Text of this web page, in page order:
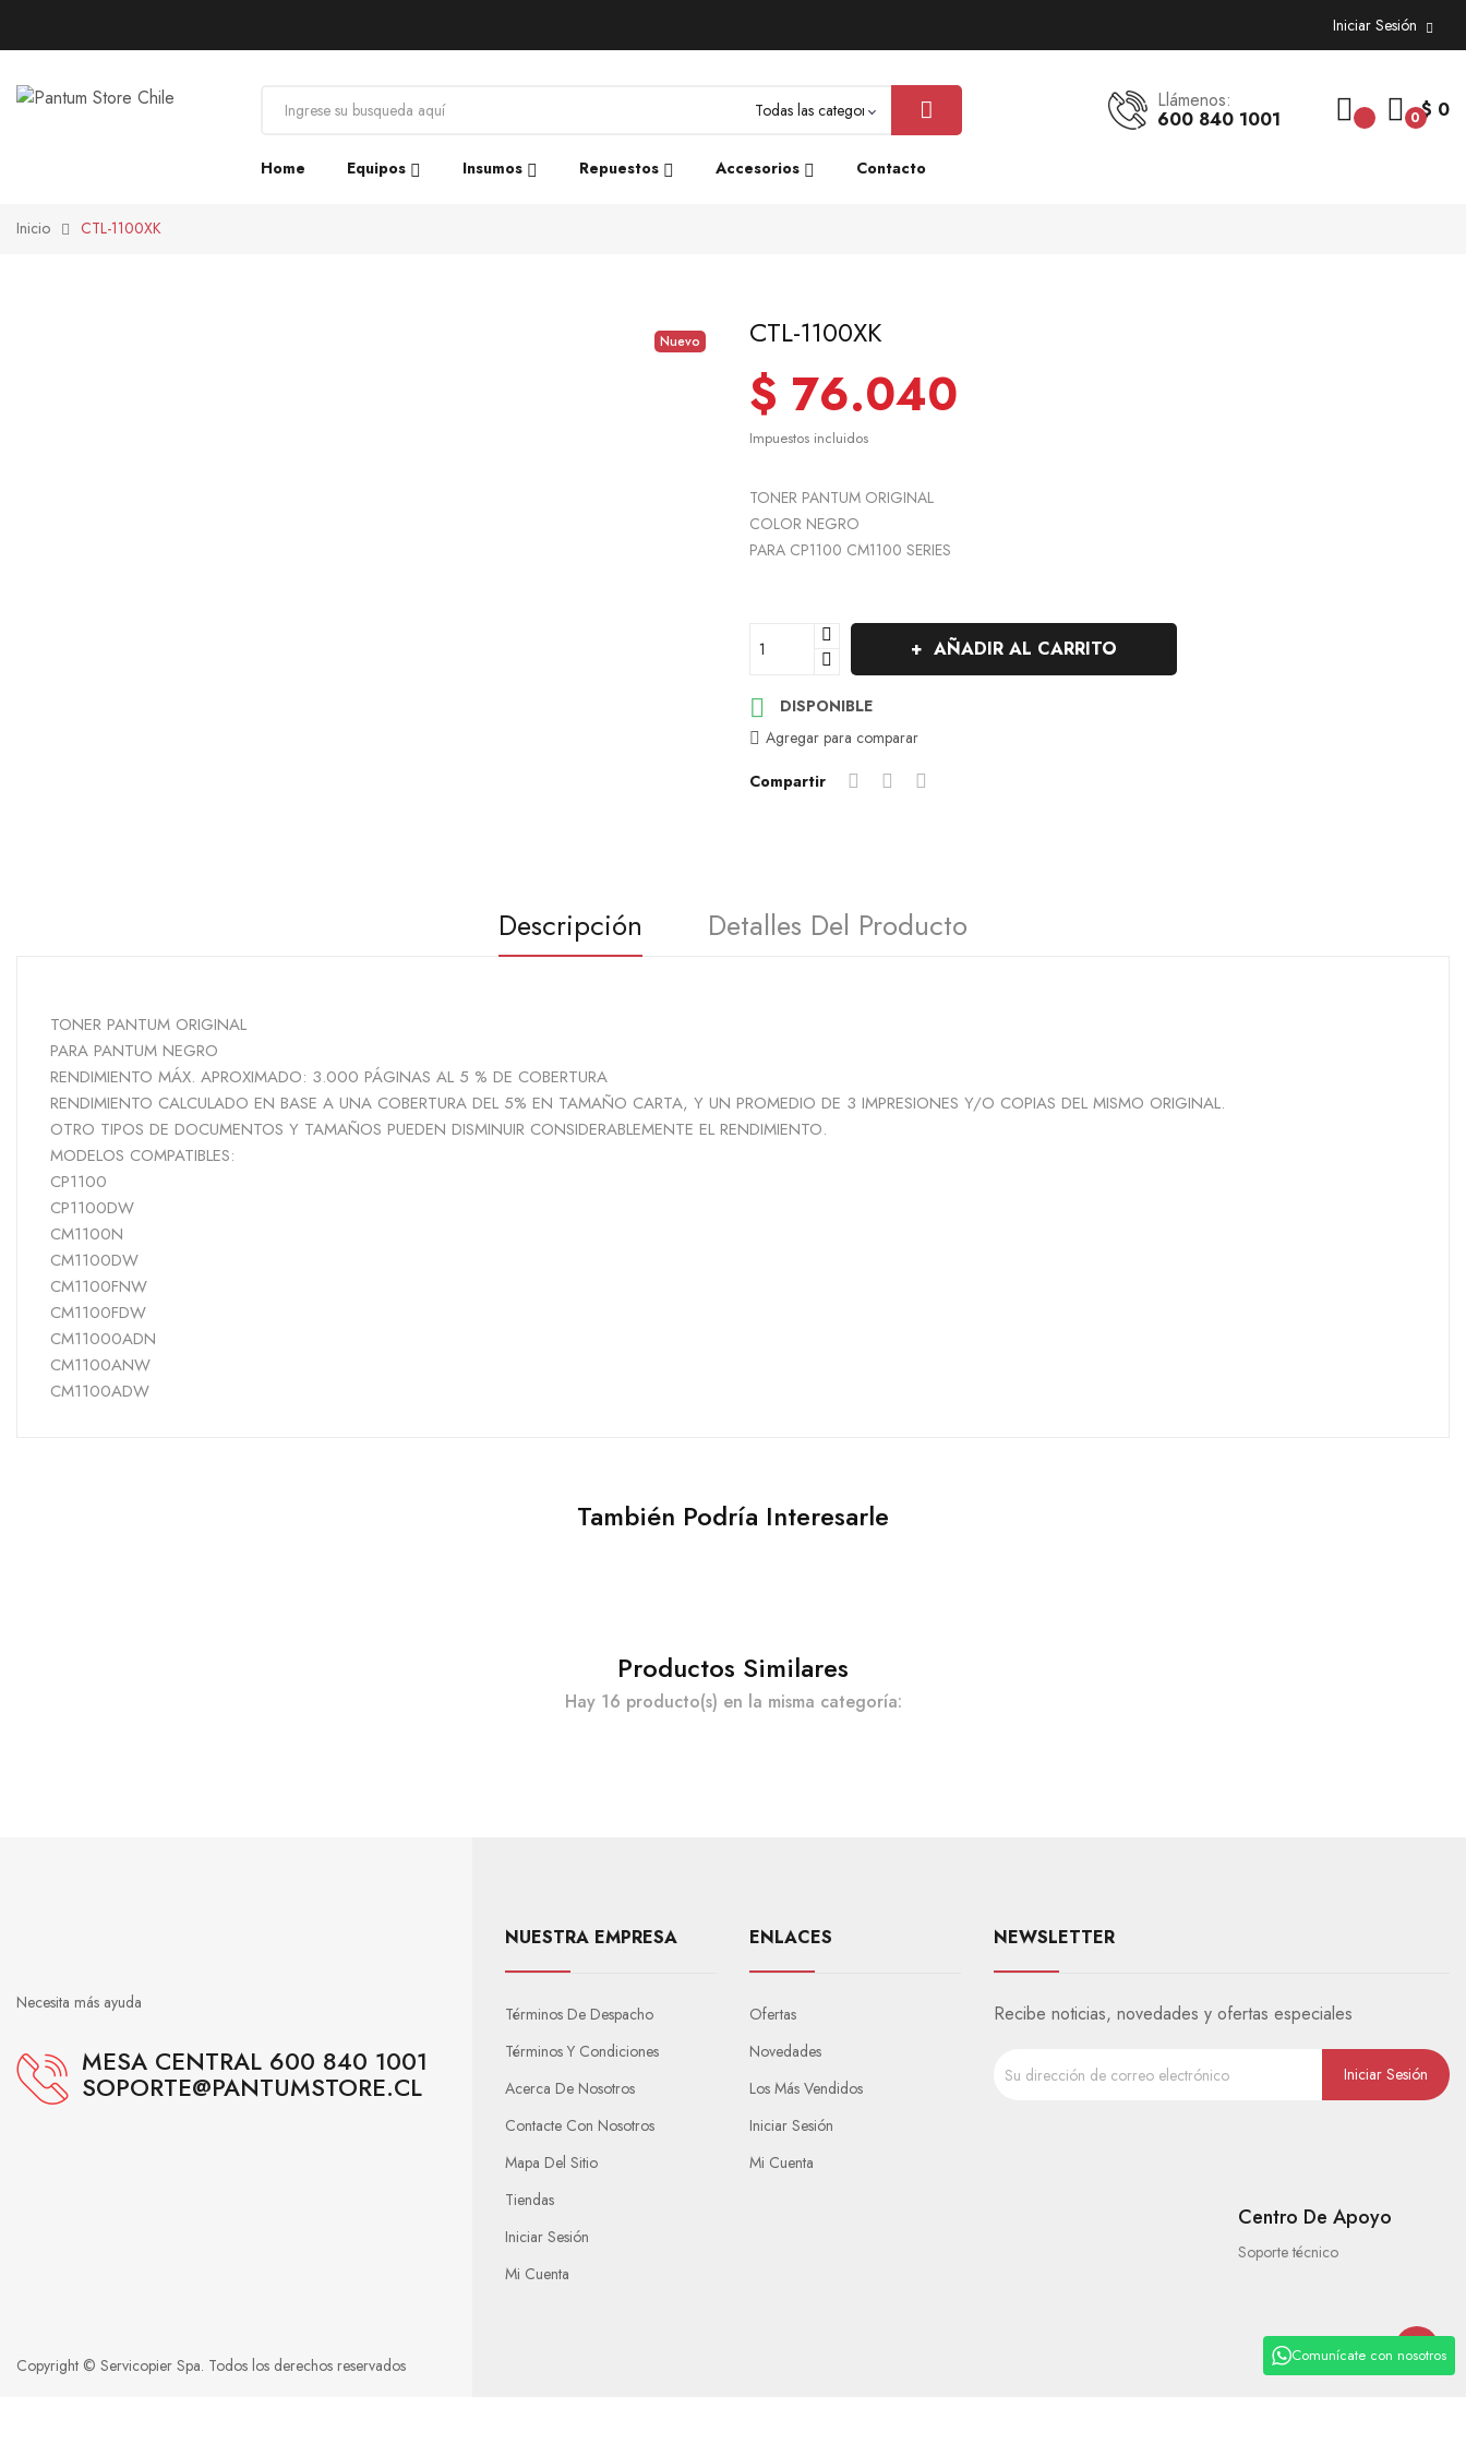
Iniciar Sesión
0$ 0
Llámenos:
600 840 1001
Home Equipos Insumos Repuestos Accesorios Contacto
Inicio CTL-1100XK
Nuevo CTL-1100XK
$ 76.040
Impuestos incluidos
TONER PANTUM ORIGINAL
COLOR NEGRO
PARA CP1100 CM1100 SERIES
AÑADIR AL CARRITO

DISPONIBLE
Agregar para comparar
Compartir
Descripción Detalles Del Producto
TONER PANTUM ORIGINAL
PARA PANTUM NEGRO
RENDIMIENTO MÁX. APROXIMADO: 3.000 PÁGINAS AL 5 % DE COBERTURA
RENDIMIENTO CALCULADO EN BASE A UNA COBERTURA DEL 5% EN TAMAÑO CARTA, Y UN PROMEDIO DE 3 IMPRESIONES Y/O COPIAS DEL MISMO ORIGINAL.
OTRO TIPOS DE DOCUMENTOS Y TAMAÑOS PUEDEN DISMINUIR CONSIDERABLEMENTE EL RENDIMIENTO.
MODELOS COMPATIBLES:
CP1100
CP1100DW
CM1100N
CM1100DW
CM1100FNW
CM1100FDW
CM11000ADN
CM1100ANW
CM1100ADW
También Podría Interesarle
Productos Similares
Hay 16 producto(s) en la misma categoría:
Necesita más ayuda
MESA CENTRAL 600 840 1001
SOPORTE@PANTUMSTORE.CL
NUESTRA EMPRESA
Términos De Despacho
Términos Y Condiciones
Acerca De Nosotros
Contacte Con Nosotros
Mapa Del Sitio
Tiendas
Iniciar Sesión
Mi Cuenta
ENLACES
Ofertas
Novedades
Los Más Vendidos
Iniciar Sesión
Mi Cuenta
NEWSLETTER
Recibe noticias, novedades y ofertas especiales
Centro De Apoyo
Soporte técnico
Copyright © Servicopier Spa. Todos los derechos reservados Comunícate con nosotros